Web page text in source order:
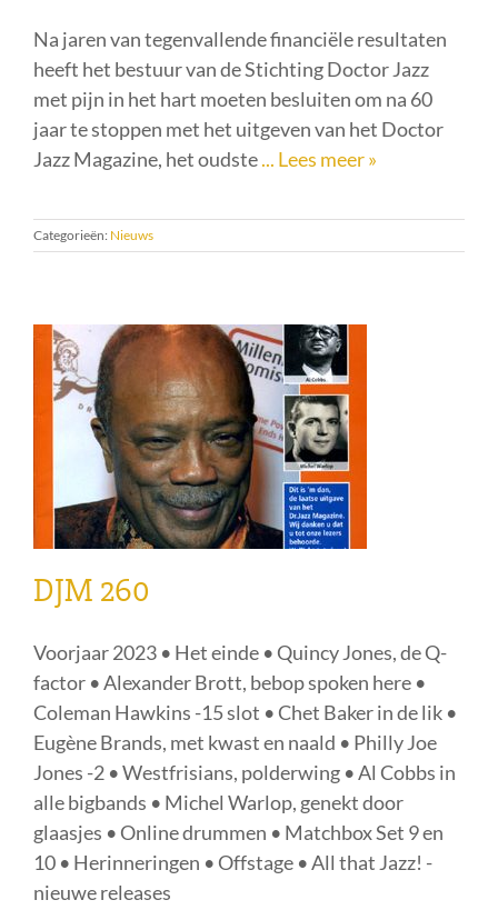
Na jaren van tegenvallende financiële resultaten
heeft het bestuur van de Stichting Doctor Jazz
met pijn in het hart moeten besluiten om na 60
jaar te stoppen met het uitgeven van het Doctor
Jazz Magazine, het oudste... Lees meer »
Categorieën: Nieuws
DJM 260
Voorjaar 2023 • Het einde • Quincy Jones, de Q-
factor • Alexander Brott, bebop spoken here •
Coleman Hawkins -15 slot • Chet Baker in de lik •
Eugène Brands, met kwast en naald • Philly Joe
Jones -2 • Westfrisians, polderwing • Al Cobbs in
alle bigbands • Michel Warlop, genekt door
glaasjes • Online drummen • Matchbox Set 9 en
10 • Herinneringen • Offstage • All that Jazz! -
nieuwe releases